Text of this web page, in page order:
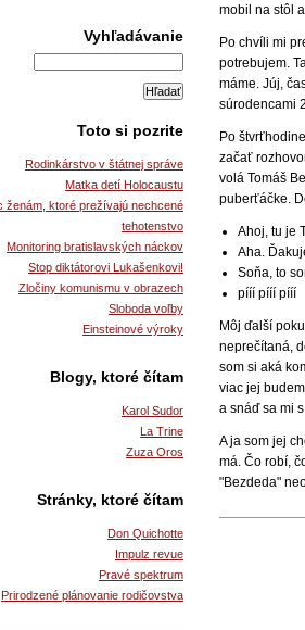
Vyhľadávanie
Toto si pozrite
Rodinkárstvo v štátnej správe
Matka detí Holocaustu
ženám, ktoré prežívajú nechcené
tehotenstvo
Monitoring bratislavských náckov
Stop diktátorovi Lukašenkovi!
Zločiny komunismu v obrazech
Sloboda voľby
Einsteinové výroky
Blogy, ktoré čítam
Karol Sudor
La Trine
Zuza Oros
Stránky, ktoré čítam
Don Quichotte
Impulz revue
Pravé spektrum
Prirodzené plánovanie rodičovstva
mobil na stôl
Po chvíli mi
potrebujem.
máme. Júj,
súrodencami
Po
začať
volá Tomáš
puberťáčke.
Ahoj, tu je
Aha.
Soňa, to
pííí pííí pííí
Môj ďalší
neprečítaná,
som si aká
viac jej
a snáď sa mi
A ja som jej
má. Čo robí,
"Bezdeda"